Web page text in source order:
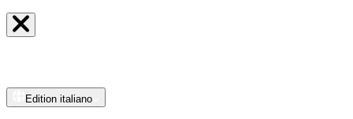
Edition italiano